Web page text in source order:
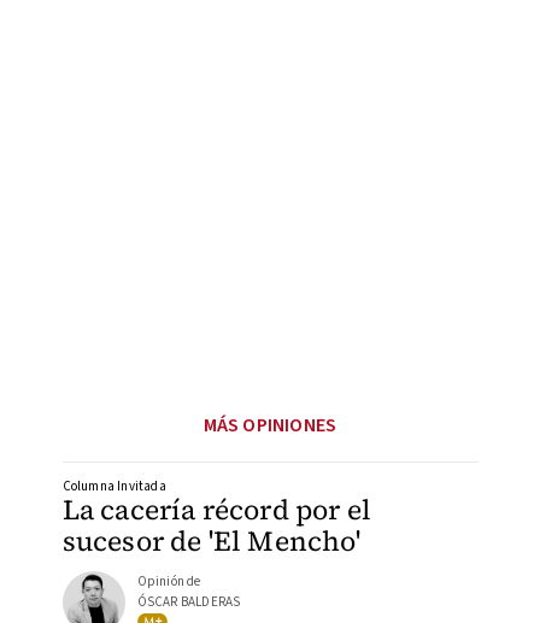
MÁS OPINIONES
La cacería récord por el
sucesor de 'El Mencho'
Columna Invitada
Opinión de
ÓSCAR BALDERAS